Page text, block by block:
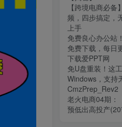
【跨境电商必
频，四步搞定，
上手
免费良心办公站
免费下载，每日
下载爱PPT网
免U盘重装！这
Windows，支持
CmzPrep_Rev2
老火电商04期：
预低出高投产